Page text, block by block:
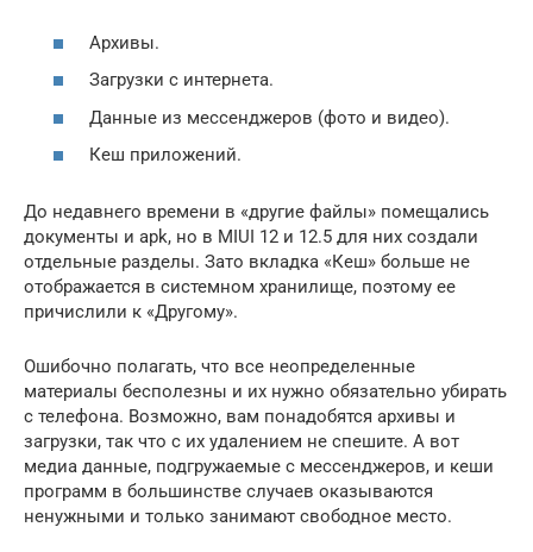
Архивы.
Загрузки с интернета.
Данные из мессенджеров (фото и видео).
Кеш приложений.
До недавнего времени в «другие файлы» помещались
документы и apk, но в MIUI 12 и 12.5 для них создали
отдельные разделы. Зато вкладка «Кеш» больше не
отображается в системном хранилище, поэтому ее
причислили к «Другому».
Ошибочно полагать, что все неопределенные
материалы бесполезны и их нужно обязательно убирать
с телефона. Возможно, вам понадобятся архивы и
загрузки, так что с их удалением не спешите. А вот
медиа данные, подгружаемые с мессенджеров, и кеши
программ в большинстве случаев оказываются
ненужными и только занимают свободное место.